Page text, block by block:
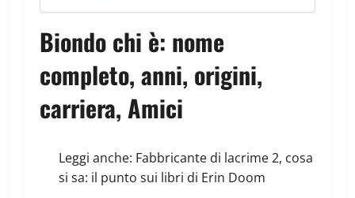
Biondo chi è: nome
completo, anni, origini,
carriera, Amici
Leggi anche: Fabbricante di lacrime 2, cosa
si sa: il punto sui libri di Erin Doom